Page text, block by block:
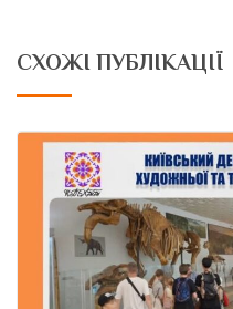
СХОЖІ ПУБЛІКАЦІЇ